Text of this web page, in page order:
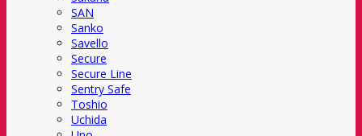
SAN
Sanko
Savello
Secure
Secure Line
Sentry Safe
Toshio
Uchida